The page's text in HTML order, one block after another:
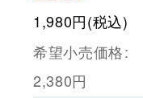
1,980円(税込)
希望小売価格:
2,380円